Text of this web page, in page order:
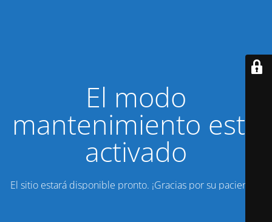
El modo
mantenimiento está
activado
El sitio estará disponible pronto. ¡Gracias por su paciencia!